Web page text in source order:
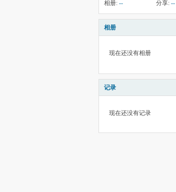
相册: -- 分享: --
相册
现在还没有相册
记录
现在还没有记录